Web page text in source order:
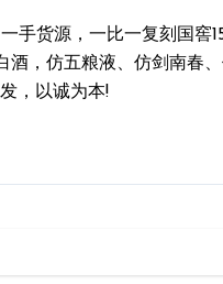
货源，一比一复刻国窖
，仿五粮液、仿剑南春
，以诚为本!